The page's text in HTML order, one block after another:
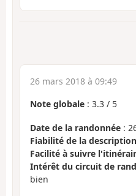
26 mars 2018 à 09:49
Note globale : 3.3 / 5
Date de la randonnée :
Fiabilité de la description
Facilité à suivre
Intérêt du circuit de
bien